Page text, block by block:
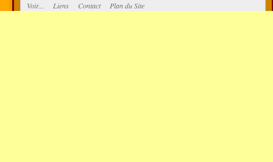
Voir...
Liens Contact Plan du Site